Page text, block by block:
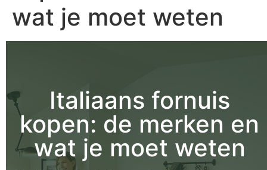
wat je moet weten
Italiaans fornuis
kopen: de merken en
wat je moet weten